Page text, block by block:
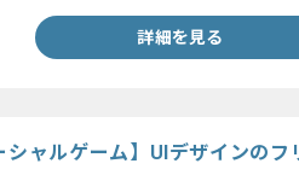
詳細を見る
シャルゲーム】UIデザインの